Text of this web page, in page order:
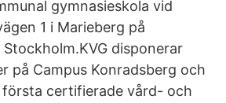
gymnasieskola vid
1 i Marieberg på
Stockholm.KVG disponerar
på Campus Konradsberg och
certifierade vård- och